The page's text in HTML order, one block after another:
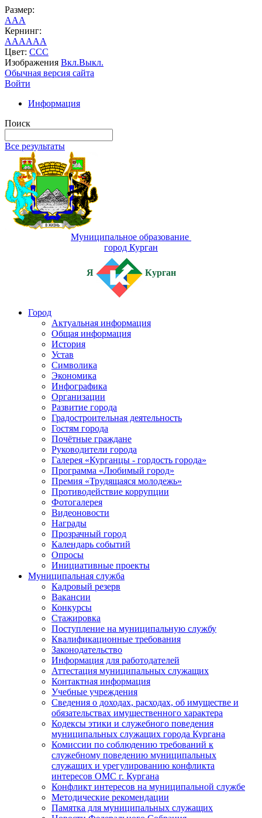
Размер:
AAA
Кернинг:
AAAAAA
Цвет: CCC
Изображения Вкл.Выкл.
Обычная версия сайта
Войти
Информация
Поиск
Все результаты
Муниципальное образование
город Курган
Я Курган
Город
Актуальная информация
Общая информация
История
Устав
Символика
Экономика
Инфографика
Организации
Развитие города
Градостроительная деятельность
Гостям города
Почётные граждане
Руководители города
Галерея «Курганцы - гордость города»
Программа «Любимый город»
Премия «Трудящаяся молодежь»
Противодействие коррупции
Фотогалерея
Видеоновости
Награды
Прозрачный город
Календарь событий
Опросы
Инициативные проекты
Муниципальная служба
Кадровый резерв
Вакансии
Конкурсы
Стажировка
Поступление на муниципальную службу
Квалификационные требования
Законодательство
Информация для работодателей
Аттестация муниципальных служащих
Контактная информация
Учебные учреждения
Сведения о доходах, расходах, об имуществе и
обязательствах имущественного характера
Кодексы этики и служебного поведения
муниципальных служащих города Кургана
Комиссии по соблюдению требований к
служебному поведению муниципальных
служащих и урегулированию конфликта
интересов ОМС г. Кургана
Конфликт интересов на муниципальной службе
Методические рекомендации
Памятка для муниципальных служащих